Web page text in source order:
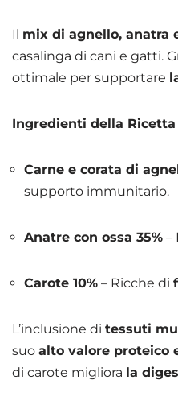
Il mix di agnello, anatra
casalinga di cani e gatti.
ottimale per supportare
Ingredienti della Ricetta
Carne e corata di
supporto immunitario.
Anatre con ossa 35% –
Carote 10% – Ricche di
L’inclusione di tessuti
suo alto valore proteico
di carote migliora la